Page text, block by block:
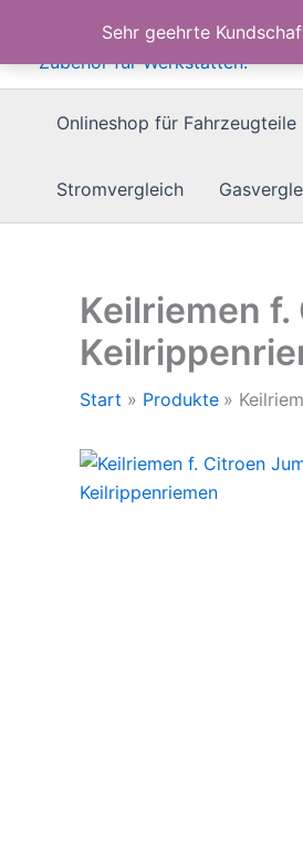
Sehr geehrte
springen
Onlineshop für Fahrzeugteile
Stromvergleich
Keilriemen
Start Produkte